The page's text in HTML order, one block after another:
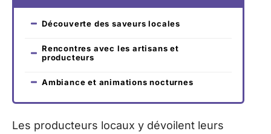
Découverte des saveurs locales
Rencontres avec les artisans et
producteurs
Ambiance et animations nocturnes
Les producteurs locaux y dévoilent leurs